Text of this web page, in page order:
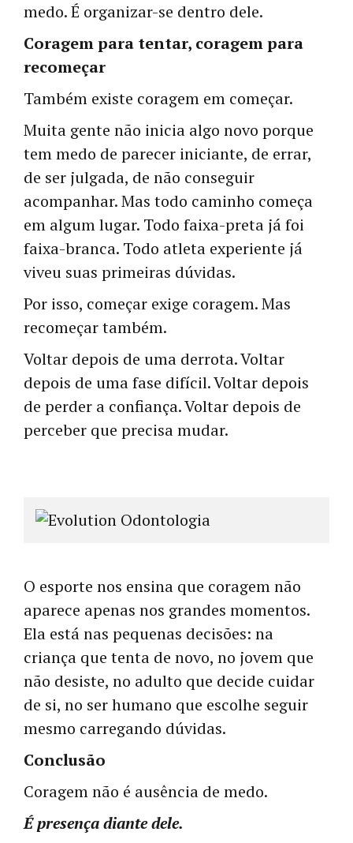
medo. É organizar-se dentro dele.
Coragem para tentar, coragem para
recomeçar
Também existe coragem em começar.
Muita gente não inicia algo novo porque
tem medo de parecer iniciante, de errar,
de ser julgada, de não conseguir
acompanhar. Mas todo caminho começa
em algum lugar. Todo faixa-preta já foi
faixa-branca. Todo atleta experiente já
viveu suas primeiras dúvidas.
Por isso, começar exige coragem. Mas
recomeçar também.
Voltar depois de uma derrota. Voltar
depois de uma fase difícil. Voltar depois
de perder a confiança. Voltar depois de
perceber que precisa mudar.
O esporte nos ensina que coragem não
aparece apenas nos grandes momentos.
Ela está nas pequenas decisões: na
criança que tenta de novo, no jovem que
não desiste, no adulto que decide cuidar
de si, no ser humano que escolhe seguir
mesmo carregando dúvidas.
Conclusão
Coragem não é ausência de medo.
É presença diante dele.